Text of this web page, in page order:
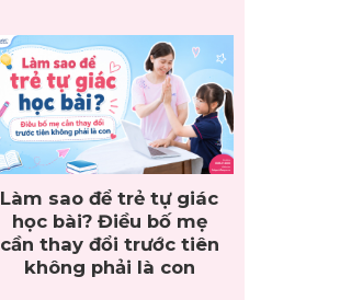
Làm sao để trẻ tự giác
học bài? Điều bố mẹ
cần thay đổi trước tiên
không phải là con